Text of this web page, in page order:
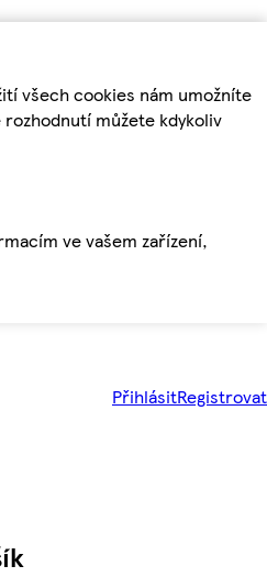
všech cookies nám umožníte
můžete kdykoliv
ve vašem zařízení,
PřihlásitRegistrovat